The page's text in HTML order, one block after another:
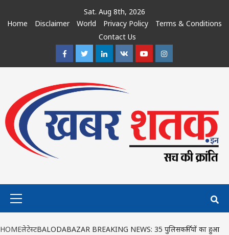
Sat. Aug 8th, 2026
Home
Disclaimer World Privacy Policy
Terms & Conditions
Contact Us
FacebookTwitterLinkedin
VK YoutubeInstagram
HOMEलेटेस्टBALODABAZAR BREAKING NEWS: 35 पुलिसकर्मियों का हुआ